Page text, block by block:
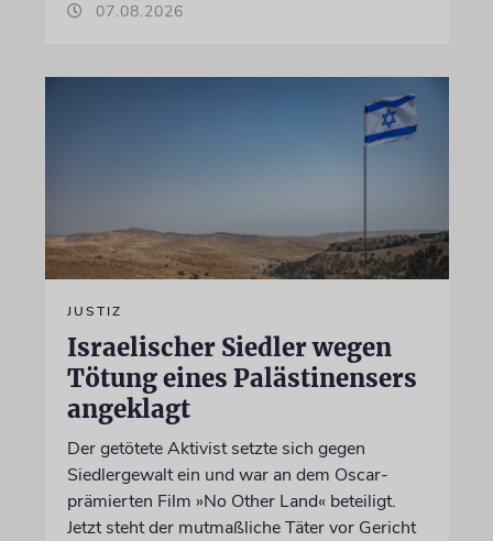
07.08.2026
JUSTIZ
Israelischer Siedler wegen
Tötung eines Palästinensers
angeklagt
Der getötete Aktivist setzte sich gegen
Siedlergewalt ein und war an dem Oscar-
prämierten Film »No Other Land« beteiligt.
Jetzt steht der mutmaßliche Täter vor Gericht